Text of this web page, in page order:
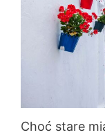
Choć stare